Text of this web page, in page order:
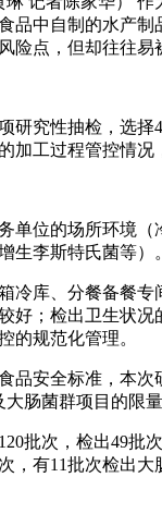
品中自制的水产
险点，但却往往易
究性抽检，选择
加工过程管控情
位的场所环境（
生李斯特氏菌等）。
库、分餐备餐专
好；检出卫生状
的规范化管理。
全标准，本次
肠菌群项目的限
次，检出49批
，有11批次检出